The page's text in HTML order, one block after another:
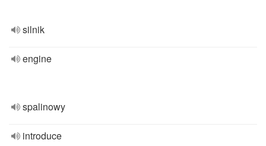
silnik
engine
spalinowy
introduce